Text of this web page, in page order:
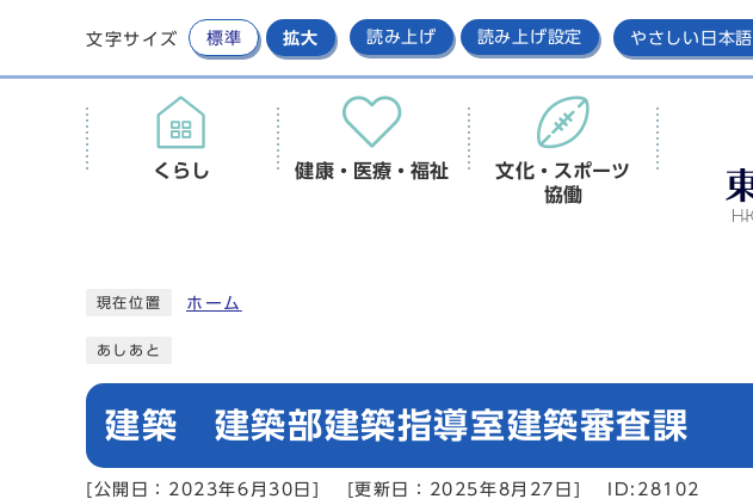
文字サイズ 標準 拡大 読み上げ 読み上げ設定 やさしい日本語
くらし 健康・医療・福祉
文化・スポーツ
協働
現在位置 ホーム
あしあと
建築 建築部建築指導室建築審査課
[公開日：2023年6月30日] [更新日：2025年8月27日] ID:28102